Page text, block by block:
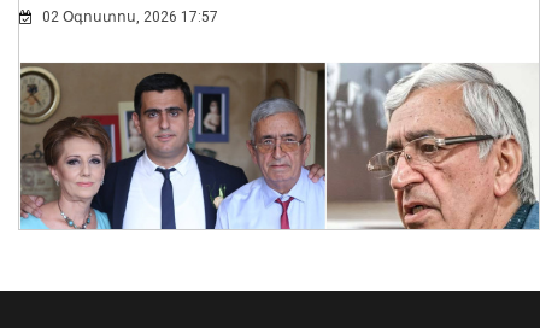
Ես չեմ մոռանում ՀԴՄ կտրոնի մասին.
02 Օգոստոս, 2026 17:57